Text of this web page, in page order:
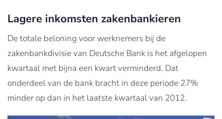
Lagere inkomsten zakenbankieren
De totale beloning voor werknemers bij de
zakenbankdivisie van Deutsche Bank is het afgelopen
kwartaal met bijna een kwart verminderd. Dat
onderdeel van de bank bracht in deze periode 27%
minder op dan in het laatste kwartaal van 2012.